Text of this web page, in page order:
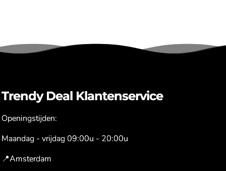
Trendy Deal Klantenservice
Openingstijden:
Maandag - vrijdag 09:00u - 20:00u
📍Amsterdam